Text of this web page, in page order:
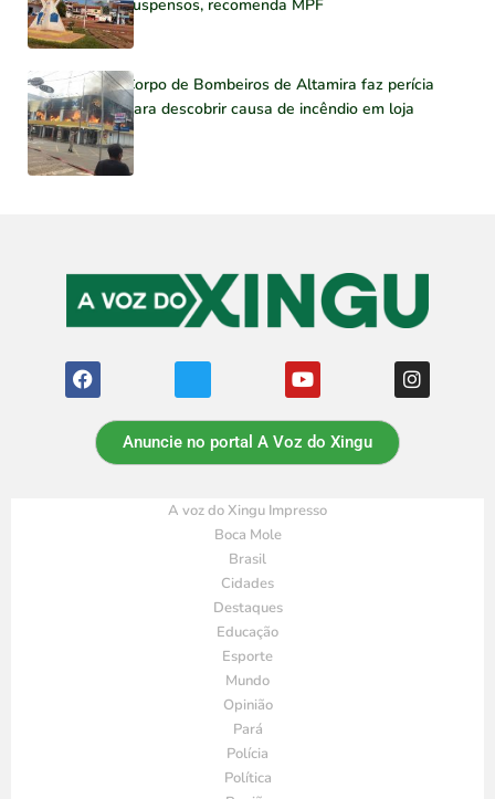
suspensos, recomenda MPF
Corpo de Bombeiros de Altamira faz perícia
para descobrir causa de incêndio em loja
Anuncie no portal A Voz do Xingu
A voz do Xingu Impresso
Boca Mole
Brasil
Cidades
Destaques
Educação
Esporte
Mundo
Opinião
Pará
Polícia
Política